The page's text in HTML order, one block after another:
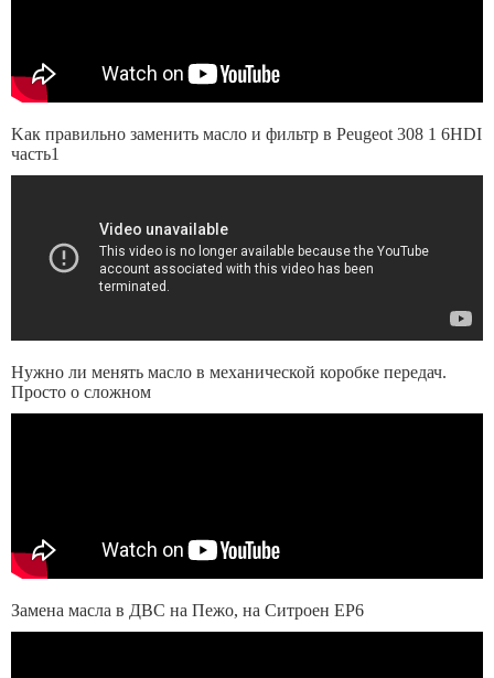
Kaк правильно заменить масло и фильтр в Peugeot 308 1 6HDI
часть1
Нужно ли менять масло в механической коробке передач.
Просто о сложном
Замена масла в ДВС на Пежо, на Ситроен EP6